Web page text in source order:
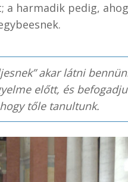
a harmadik pedig,
akar látni
előtt, és
tőle tanultunk.